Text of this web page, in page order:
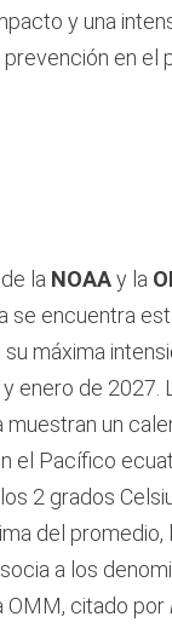
y una
en el
la NOAAy la
se encuentra
máxima
enero de 2027.
un
el Pacífico
2 grados
del promedio,
a los
OMM, citado por